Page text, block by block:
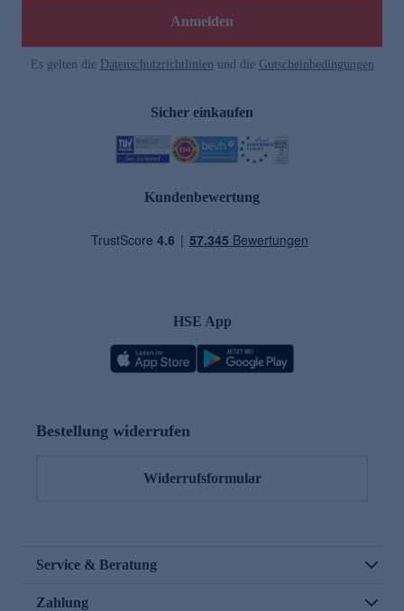
Anmelden
Es gelten die Datenschutzrichtlinien und die Gutscheinbedingungen
Sicher einkaufen
Kundenbewertung
HSE App
Bestellung widerrufen
Widerrufsformular
Service & Beratung
Zahlung